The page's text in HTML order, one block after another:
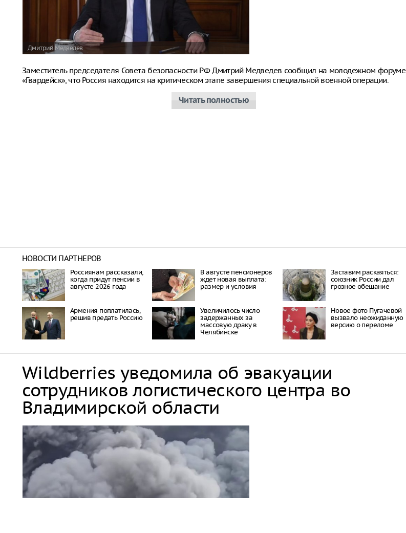
Дмитрий Медведев
Заместитель председателя Совета безопасности РФ Дмитрий Медведев сообщил на молодежном форуме
«Гвардейск», что Россия находится на критическом этапе завершения специальной военной операции.
Читать полностью
НОВОСТИ ПАРТНЕРОВ
Россиянам рассказали,
когда придут пенсии в
августе 2026 года
В августе пенсионеров
ждет новая выплата:
размер и условия
Заставим раскаяться:
союзник России дал
грозное обещание
Армения поплатилась,
решив предать Россию
Увеличилось число
задержанных за
массовую драку в
Челябинске
Новое фото Пугачевой
вызвало неожиданную
версию о переломе
Wildberries уведомила об эвакуации
сотрудников логистического центра во
Владимирской области